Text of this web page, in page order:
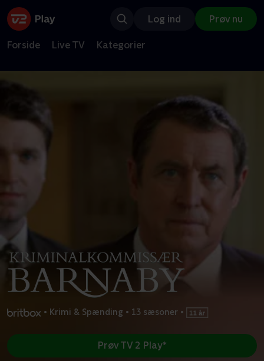
Log ind Prøv nu
Forside Live TV Kategorier
• Krimi & Spænding • 13 sæsoner •
Prøv TV 2 Play*